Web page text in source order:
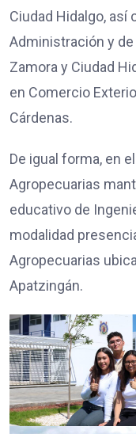
Ciudad Hidalgo, así
Administración y
Zamora y Ciudad
en Comercio
Cárdenas.
De igual forma, en
Agropecuarias
educativo de
modalidad
Agropecuarias
Apatzingán.